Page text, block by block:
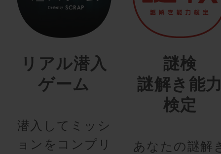
リアル潜入
ゲーム
潜入してミッシ
ョンをコンプリ
謎検
謎解き能
検定
あなたの謎解